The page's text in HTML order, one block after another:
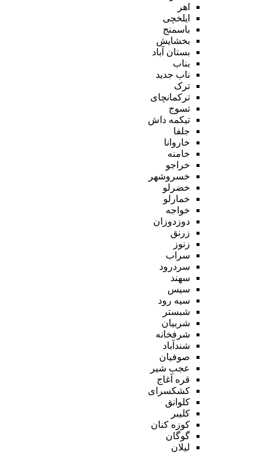
اهر
ایلخچی
باسمنج
بخشایش
بستان آباد
بناب
ناب جدید
ترک
ترکمانچای
تسوج
تیکمه داش
جلفا
خاروانا
خامنه
خراجو
خسروشهر
خضرلو
خمارلو
خواجه
دوزدوزان
زرنق
زنوز
سراب
سردرود
سهند
سیس
سیه رود
شبستر
شربیان
شرفخانه
شندآباد
صوفیان
عجب شیر
قره آغاج
کشکسرای
کلوانق
کلیبر
کوزه کنان
گوگان
لیلان